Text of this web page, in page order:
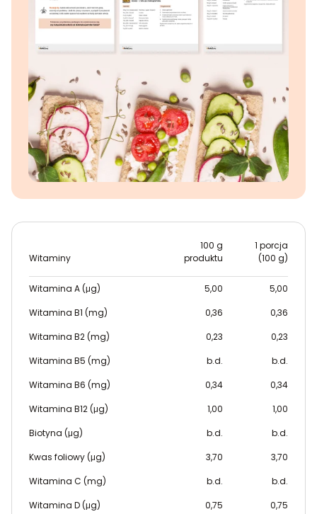
Witaminy
100 g
produktu
1 porcja
(100 g)
Witamina A (μg) 5,00
5,00
Witamina B1 (mg)
0,36
0,36
Witamina B2 (mg)
0,23
0,23
Witamina B5 (mg)
b.d.
b.d.
Witamina B6 (mg)
0,34
0,34
Witamina B12 (μg)
1,00
1,00
Biotyna (μg)
b.d.
b.d.
Kwas foliowy (μg)
3,70
3,70
Witamina C (mg)
b.d.
b.d.
Witamina D (μg)
0,75 0,75